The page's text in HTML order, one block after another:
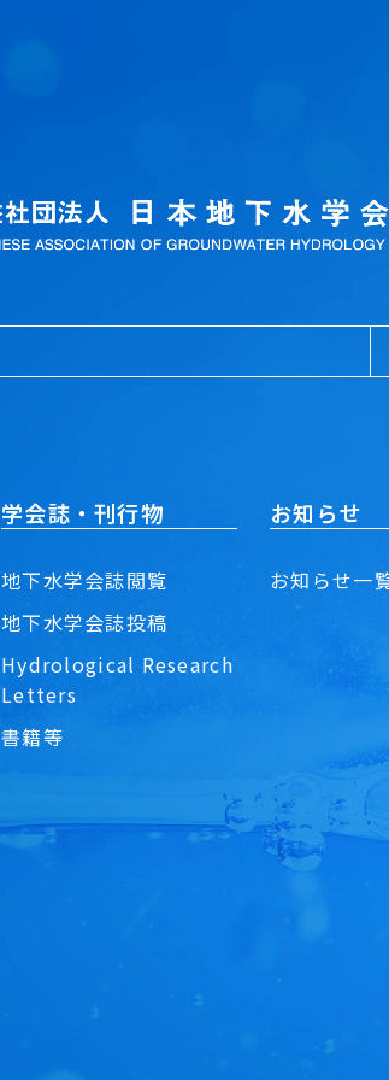
学会誌・刊行物
地下水学会誌閲覧
地下水学会誌投稿
Hydrological Research
Letters
書籍等
お知らせ
お知らせ一